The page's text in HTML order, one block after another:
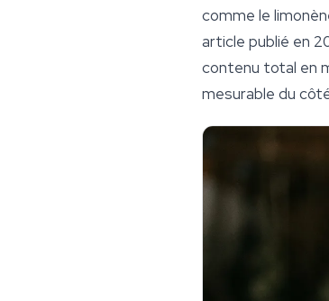
comme le
article publié en
contenu total en
mesurable du